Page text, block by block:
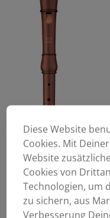
Diese Website
Cookies. Mit
Website
Cookies von
Technologien, um
zu sichern, aus
Verbesserung